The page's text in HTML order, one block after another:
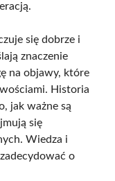
się dobrze i
znaczenie
na objawy, które
Historia
jak ważne są
się
Wiedza i
o